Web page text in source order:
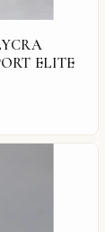
ELITE